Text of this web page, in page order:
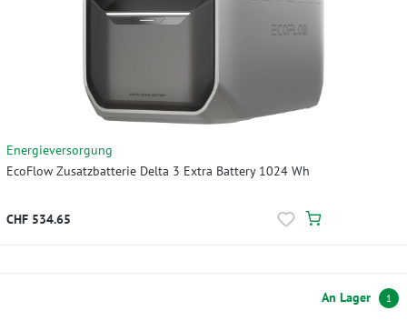
Energieversorgung
EcoFlow Zusatzbatterie Delta 3 Extra Battery 1024 Wh
CHF 534.65
An Lager 1